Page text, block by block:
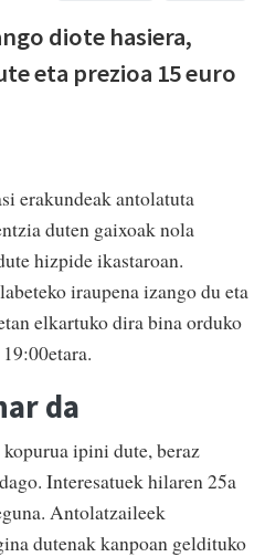
diote hasiera,
eta prezioa 15 euro
erakundeak antolatuta
duten gaixoak nola
hizpide ikastaroan.
iraupena izango du eta
elkartuko dira bina orduko
da
ipini dute, beraz
Interesatuek hilaren 25a
Antolatzaileek
dutenak kanpoan geldituko